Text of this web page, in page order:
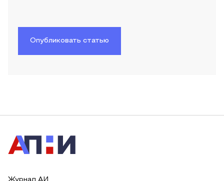
Опубликовать статью